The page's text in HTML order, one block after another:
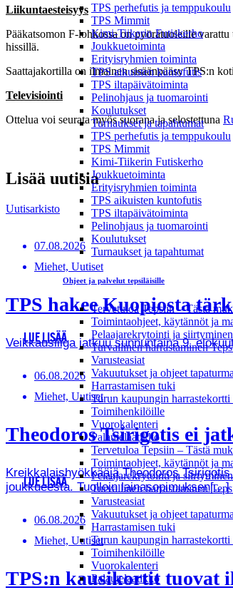
TPS perhefutis ja temppukoulu
TPS Mimmit
Kimi-Tiikerin Futiskerho
Joukkuetoiminta
Erityisryhmien toiminta
TPS aikuisten kuntofutis
TPS iltapäivätoiminta
Pelinohjaus ja tuomarointi
Koulutukset
Turnaukset ja tapahtumat
TPS perhefutis ja temppukoulu
TPS Mimmit
Kimi-Tiikerin Futiskerho
Joukkuetoiminta
Erityisryhmien toiminta
TPS aikuisten kuntofutis
TPS iltapäivätoiminta
Pelinohjaus ja tuomarointi
Koulutukset
Turnaukset ja tapahtumat
Ohjeet ja palvelut tepsiläisille
Tervetuloa Tepsiin – Tästä
Toimintaohjeet, käytännöt ja
Pelaajarekrytointi ja
Turvallinen harrastaminen
Varusteasiat
Vakuutukset ja ohjeet
Harrastamisen tuki
Turun kaupungin
Toimihenkilöille
Vuorokalenteri
Palautelaatikko
Tervetuloa Tepsiin – Tästä
Toimintaohjeet, käytännöt ja
Pelaajarekrytointi ja
Turvallinen harrastaminen
Varusteasiat
Vakuutukset ja ohjeet
Harrastamisen tuki
Turun kaupungin
Toimihenkilöille
Vuorokalenteri
Palautelaatikko
Liikuntaesteisyys
Pääkatsomon F-lohkossa on pyörätuoleille
hissillä.
Saattajakortilla on ilmainen sisäänpääsy TPS:n
Televisiointi
Ottelua voi seurata myös suorana ja selostettuna
Lisää uutisia
Uutisarkisto
07.08.2026
Miehet, Uutiset
TPS hakee Kuopiosta
Veikkausliiga jatkuu sunnuntaina 9.
LUE LISÄÄ
06.08.2026
Miehet, Uutiset
Theodoros Tsirigotis ei
Kreikkalaishyökkääjä Theodoros
joukkueesta. Tuolloin lainasopimuksen[…]
LUE LISÄÄ
06.08.2026
Miehet, Uutiset
TPS:n kausikortit tuovat